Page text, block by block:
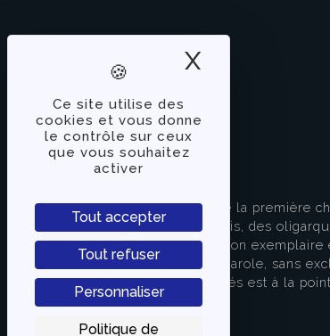
Ce site utilise des
cookies et vous donne
le contrôle sur ceux
que vous souhaitez
activer
Tout accepter
Tout refuser
Personnaliser
Politique de
X
TVLibertés représente la première
indépendante des partis, des
apporter une information
s’attache à donner la parole, sans
européenne. TVLibertés est à la